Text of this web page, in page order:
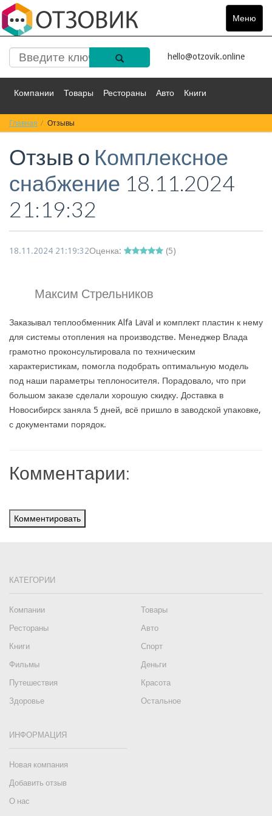
Меню
Toggle
hello@otzovik.online
Компании Товары Рестораны Авто Книги
Спорт Фильмы
Красота Здоровье Остальное
Главная Отзывы
Отзыв о Комплексное
снабжение 18.11.2024
21:19:32
18.11.2024 21:19:32Оценка: (5)
Максим Стрельников
Заказывал теплообменник Alfa Laval и комплект пластин к нему
для системы отопления на производстве. Менеджер Влада
грамотно проконсультировала по техническим
характеристикам, помогла подобрать оптимальную модель
под наши параметры теплоносителя. Порадовало, что при
большом заказе сделали хорошую скидку. Доставка в
Новосибирск заняла 5 дней, всё пришло в заводской упаковке,
с документами порядок.
Комментарии:
Комментировать
КАТЕГОРИИ
Компании
Товары
Рестораны
Авто
Книги
Спорт
Фильмы
Деньги
Путешествия
Красота
Здоровье
Остальное
ИНФОРМАЦИЯ
Новая компания
Добавить отзыв
О нас